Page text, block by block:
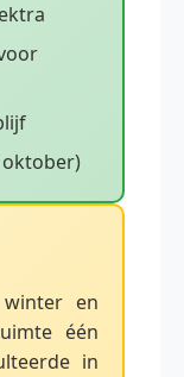
en
één
in